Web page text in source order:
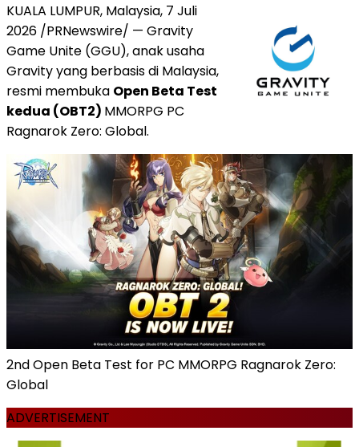
KUALA LUMPUR, Malaysia, 7 Juli
2026 /PRNewswire/ — Gravity
Game Unite (GGU), anak usaha
Gravity yang berbasis di Malaysia,
resmi membuka Open Beta Test
kedua (OBT2) MMORPG PC
Ragnarok Zero: Global.
2nd Open Beta Test for PC MMORPG Ragnarok Zero:
Global
ADVERTISEMENT